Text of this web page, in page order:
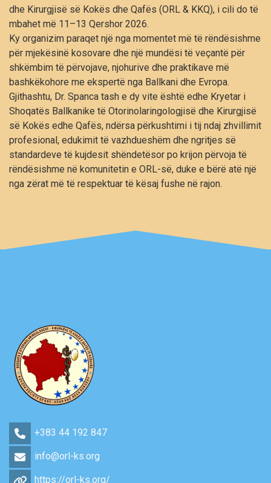
dhe Kirurgjisë së Kokës dhe Qafës (ORL & KKQ), i cili do të
mbahet më 11–13 Qershor 2026.
Ky organizim paraqet një nga momentet më të rëndësishme
për mjekësinë kosovare dhe një mundësi të veçantë për
shkëmbim të përvojave, njohurive dhe praktikave më
bashkëkohore me ekspertë nga Ballkani dhe Evropa.
Gjithashtu, Dr. Spanca tash e dy vite është edhe Kryetar i
Shoqatës Ballkanike të Otorinolaringologjisë dhe Kirurgjisë
së Kokës edhe Qafës, ndërsa përkushtimi i tij ndaj zhvillimit
profesional, edukimit të vazhdueshëm dhe ngritjes së
standardeve të kujdesit shëndetësor po krijon përvoja të
rëndësishme në komunitetin e ORL-së, duke e bërë atë një
nga zërat më të respektuar të kësaj fushe në rajon.
+383 44 192 847
info@orl-ks.org
https://orl-ks.org/